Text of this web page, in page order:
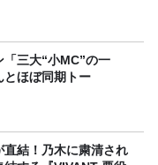
とほぼ同期トー
直結！乃木に粛清され